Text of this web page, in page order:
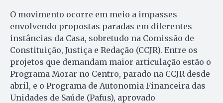
O movimento ocorre em meio a impasses
envolvendo propostas paradas em diferentes
instâncias da Casa, sobretudo na Comissão de
Constituição, Justiça e Redação (CCJR). Entre os
projetos que demandam maior articulação estão o
Programa Morar no Centro, parado na CCJR desde
abril, e o Programa de Autonomia Financeira das
Unidades de Saúde (Pafus), aprovado